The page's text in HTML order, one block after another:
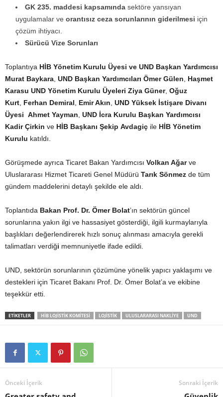
GK 235. maddesi kapsamında sektöre yansıyan
uygulamalar ve orantısız ceza sorunlarının giderilmesi için
çözüm ihtiyacı.
Sürücü Vize Sorunları
Toplantıya HİB Yönetim Kurulu Üyesi ve UND Başkan Yardımcısı
Murat Baykara UND Başkan Yardımcıları Ömer Gülen
Haşmet
Karasu UND Yönetim Kurulu Üyeleri Ziya Güner, Oğuz
Kurt Ferhan Demiral Emir Akın UND Yüksek İstişare Divanı
Üyesi Ahmet Yayman UND İcra Kurulu Başkan Yardımcısı
Kadir Çirkin ve HİB Başkanı Şekip Avdagiç ile HİB Yönetim
Kurulu katıldı.
Görüşmede ayrıca Ticaret Bakan Yardımcısı Volkan Ağarve
Uluslararası Hizmet Ticareti Genel Müdürü Tarık Sönmez de tüm
gündem maddelerini detaylı şekilde ele aldı.
Toplantıda Bakan Prof. Dr. Ömer Bolat’ın sektörün güncel
sorunlarına yakın ilgi ve hassasiyet gösterdiği, ilgili kurmaylarıyla
başlıkları değerlendirerek hızlı sonuç alınması amacıyla gerekli
talimatları verdiği memnuniyetle ifade edildi.
UND, sektörün sorunlarının çözümüne yönelik yapıcı yaklaşımı ve
destekleri için Ticaret Bakanı Prof. Dr. Ömer Bolat’a ve ekibine
teşekkür etti.
ETIKETLER HİB LOJISTIK KOMITESI LOJISTIK ULUSLARARASI NAKLIYE UND
Önceki İçerik Sonraki İçerik